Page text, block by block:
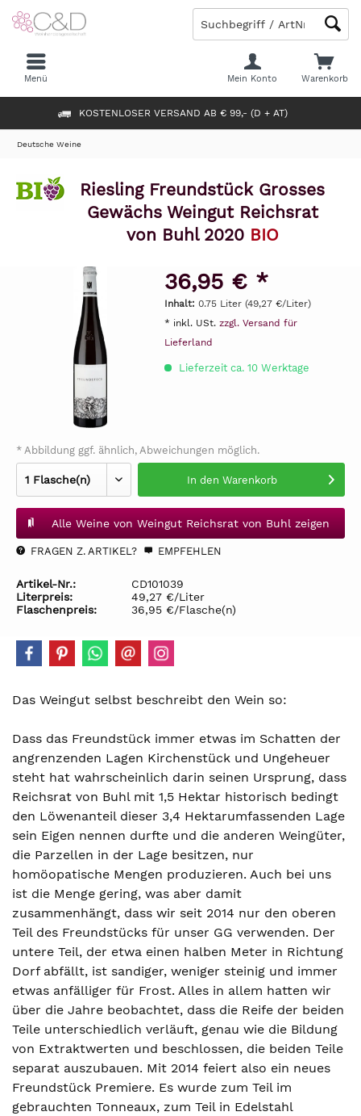
KOSTENLOSER VERSAND AB € 99,- (D + AT)
Warenkorb
Mein Konto
Menü
Deutsche Weine
Riesling Freundstück Grosses
Gewächs Weingut Reichsrat
von Buhl 2020 BIO
36,95 € *
Inhalt: 0.75 Liter (49,27 €/Liter)
* inkl. USt. zzgl. Versand für
Lieferland
Lieferzeit ca. 10 Werktage
* Abbildung ggf. ähnlich, Abweichungen möglich.
In den Warenkorb
Alle Weine von Weingut Reichsrat von Buhl zeigen
FRAGEN Z. ARTIKEL? EMPFEHLEN
Artikel-Nr.:
CD101039
Literpreis:
49,27 €/Liter
Flaschenpreis:
36,95 €/Flasche(n)
Das Weingut selbst beschreibt den Wein so:
Dass das Freundstück immer etwas im Schatten der
angrenzenden Lagen Kirchenstück und Ungeheuer
steht hat wahrscheinlich darin seinen Ursprung, dass
Reichsrat von Buhl mit 1,5 Hektar historisch bedingt
den Löwenanteil dieser 3,4 Hektarumfassenden Lage
sein Eigen nennen durfte und die anderen Weingüter,
die Parzellen in der Lage besitzen, nur
homöopatische Mengen produzieren. Auch bei uns
ist die Menge gering, was aber damit
zusammenhängt, dass wir seit 2014 nur den oberen
Teil des Freundstücks für unser GG verwenden. Der
untere Teil, der etwa einen halben Meter in Richtung
Dorf abfällt, ist sandiger, weniger steinig und immer
etwas anfälliger für Frost. Alles in allem hatten wir
über die Jahre beobachtet, dass die Reife der beiden
Teile unterschiedlich verläuft, genau wie die Bildung
von Extraktwerten und beschlossen, die beiden Teile
separat auszubauen. Mit 2014 feiert also ein neues
Freundstück Premiere. Es wurde zum Teil im
gebrauchten Tonneaux, zum Teil in Edelstahl